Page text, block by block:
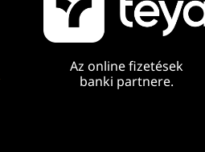
Az online fizetések
banki partnere.